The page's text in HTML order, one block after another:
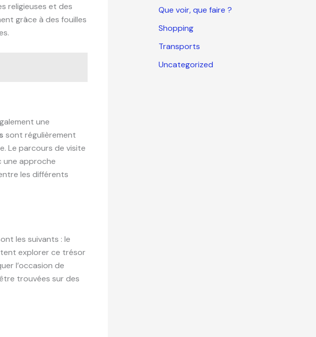
religieuses et des
grâce à des fouilles
une
sont régulièrement
Le parcours de visite
une approche
les différents
les suivants : le
explorer ce trésor
l’occasion de
trouvées sur des
Que voir, que faire ?
Shopping
Transports
Uncategorized